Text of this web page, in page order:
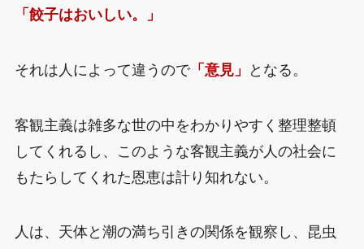
「餃子はおいしい。」
それは人によって違うので「意見」 となる。
客観主義は雑多な世の中をわかりやすく整理整頓
してくれるし、このような客観主義が人の社会に
もたらしてくれた恩恵は計り知れない。
人は、天体と潮の満ち引きの関係を観察し、昆虫